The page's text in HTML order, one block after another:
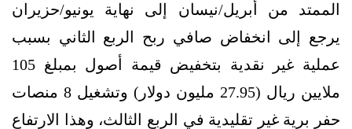
الممتد من أبريل/نيسان إلى نهاية يونيو/حزيران
يرجع إلى انخفاض صافي ربح الربع الثاني بسبب
عملية غير نقدية بتخفيض قيمة أصول بمبلغ 105
ملايين ريال (27.95 مليون دولار) وتشغيل 8 منصات
حفر برية غير تقليدية في الربع الثالث، وهذا الارتفاع